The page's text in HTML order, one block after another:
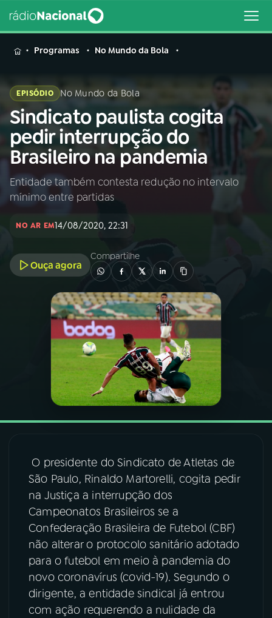
MENU
Buscar
na
Rádio
Nacional
Buscar
AO VIVO
INÍCIO
A RÁDIO
PROGRAMAÇÃO
PROGRAMAS
PODCASTS
06VIDEOCASTS
07ÚLTIMAS
08FESTIVAL DE MÚSICA
ACOMPANHE A RÁDIO NACIONAL
YouTube Facebook
Instagram X
Programas No Mundo da Bola
EPISÓDIO No Mundo da Bola
Sindicato paulista cogita
pedir interrupção do
Brasileiro na pandemia
Entidade também contesta redução no intervalo
mínimo entre partidas
NO AR EM14/08/2020, 22:31
Ouça agora
Compartilhe
O presidente do Sindicato de Atletas de
São Paulo, Rinaldo Martorelli, cogita pedir
na Justiça a interrupção dos
Campeonatos Brasileiros se a
Confederação Brasileira de Futebol (CBF)
não alterar o protocolo sanitário adotado
para o futebol em meio à pandemia do
novo coronavírus (covid-19). Segundo o
dirigente, a entidade sindical já entrou
com ação requerendo a nulidade da